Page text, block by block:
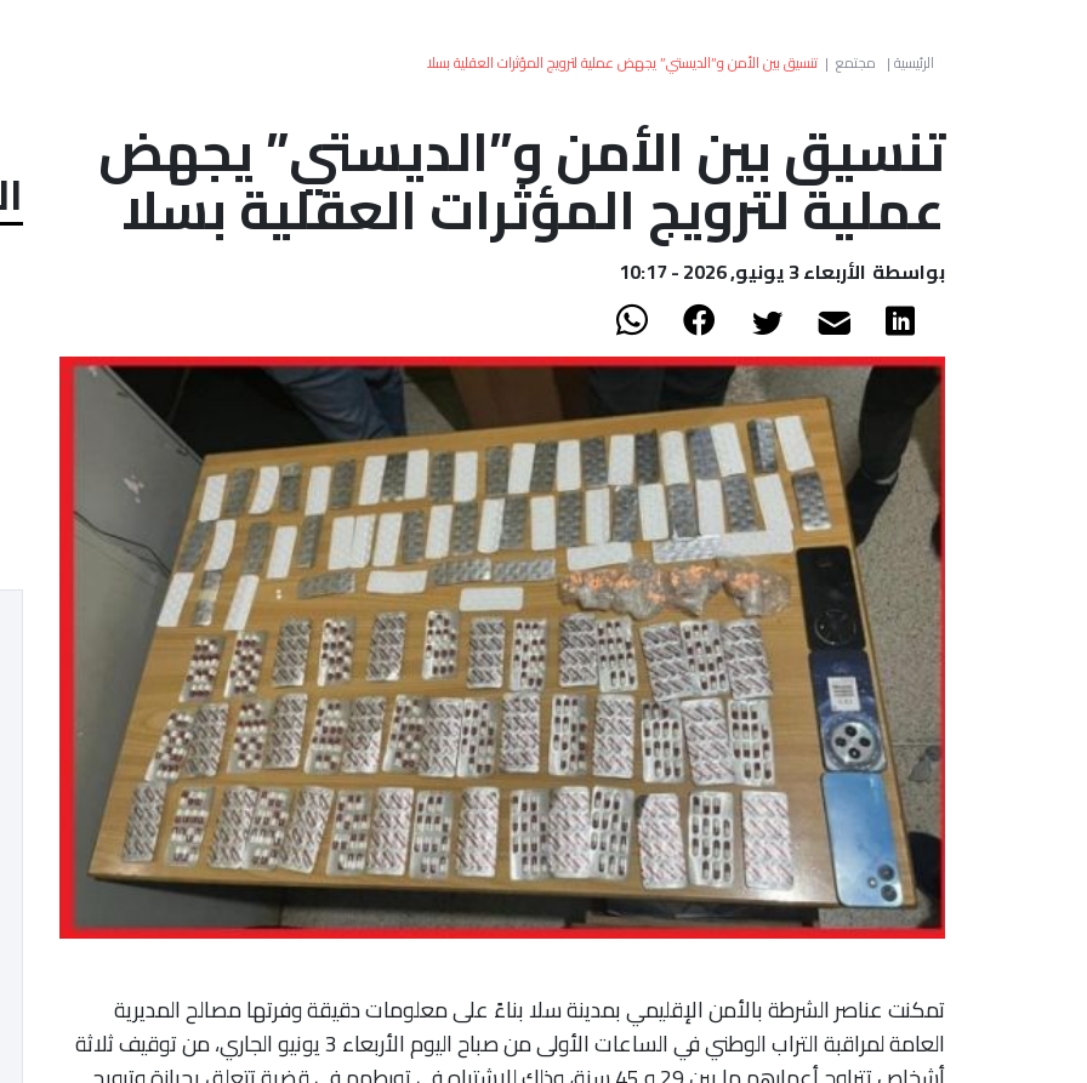
الرئيسية| مجتمع | تنسيق بين الأمن و”الديستي” يجهض عملية لترويج المؤثرات العقلية بسلا
تنسيق بين الأمن و”الديستي” يجهض
عملية لترويج المؤثرات العقلية بسلا
بواسطة الأربعاء 3 يونيو, 2026 - 10:17
تمكنت عناصر الشرطة بالأمن الإقليمي بمدينة سلا بناءً على معلومات دقيقة وفرتها مصالح المديرية
العامة لمراقبة التراب الوطني في الساعات الأولى من صباح اليوم الأربعاء 3 يونيو الجاري، من توقيف ثلاثة